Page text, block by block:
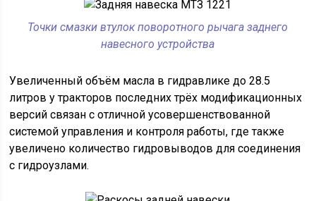
Точки смазки втулок поворотного рычага заднего
навесного устройства
Увеличенный объём масла в гидравлике до 28.5
литров у тракторов последних трёх модификационных
версий связан с отличной усовершенствованной
системой управления и контроля работы, где также
увеличено количество гидровыводов для соединения
с гидроузлами.